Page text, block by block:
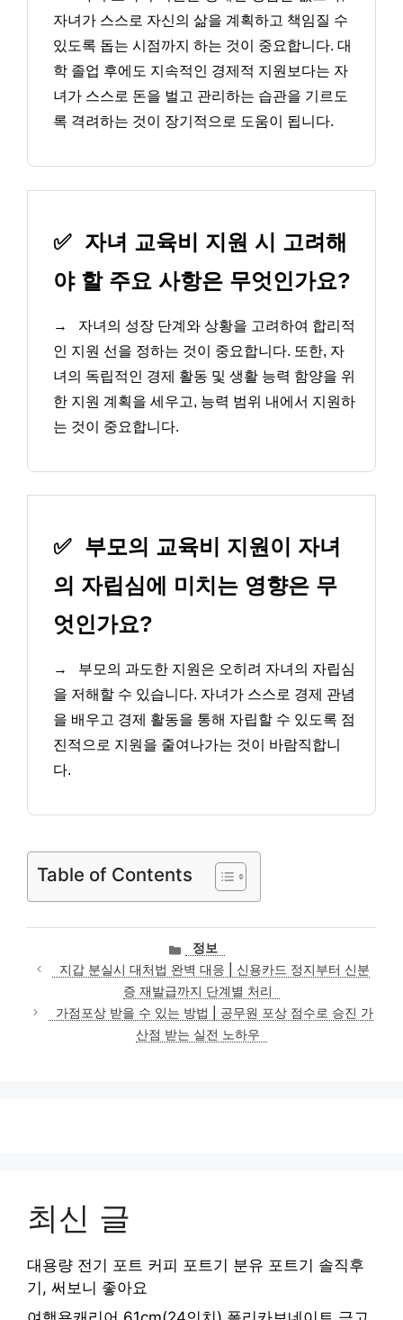
자녀가 스스로 자신의 삶을 계획하고 책임질 수
있도록 돕는 시점까지 하는 것이 중요합니다. 대
학 졸업 후에도 지속적인 경제적 지원보다는 자
녀가 스스로 돈을 벌고 관리하는 습관을 기르도
록 격려하는 것이 장기적으로 도움이 됩니다.
✅ 자녀 교육비 지원 시 고려해
야 할 주요 사항은 무엇인가요?
→
자녀의 성장 단계와 상황을 고려하여 합리적
인 지원 선을 정하는 것이 중요합니다. 또한, 자
녀의 독립적인 경제 활동 및 생활 능력 함양을 위
한 지원 계획을 세우고, 능력 범위 내에서 지원하
는 것이 중요합니다.
✅ 부모의 교육비 지원이 자녀
의 자립심에 미치는 영향은 무
엇인가요?
→
부모의 과도한 지원은 오히려 자녀의 자립심
을 저해할 수 있습니다. 자녀가 스스로 경제 관념
을 배우고 경제 활동을 통해 자립할 수 있도록 점
진적으로 지원을 줄여나가는 것이 바람직합니
다.
Table of Contents
카
테
고
리
정보
지갑 분실시 대처법 완벽 대응 | 신용카드 정지부터 신분
증 재발급까지 단계별 처리
가점포상 받을 수 있는 방법 | 공무원 포상 점수로 승진 가
산점 받는 실전 노하우
최신 글
대용량 전기 포트 커피 포트기 분유 포트기 솔직후
기, 써보니 좋아요